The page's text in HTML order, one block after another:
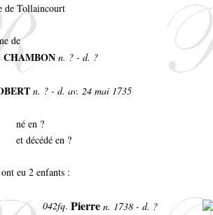
de Tollaincourt
de
CHAMBON n. ? - d. ?
n. ? - d. av. 24 mai 1735
né en ?
et décédé en ?
eu 2 enfants :
042fq. Pierre n. 1738 - d. ?